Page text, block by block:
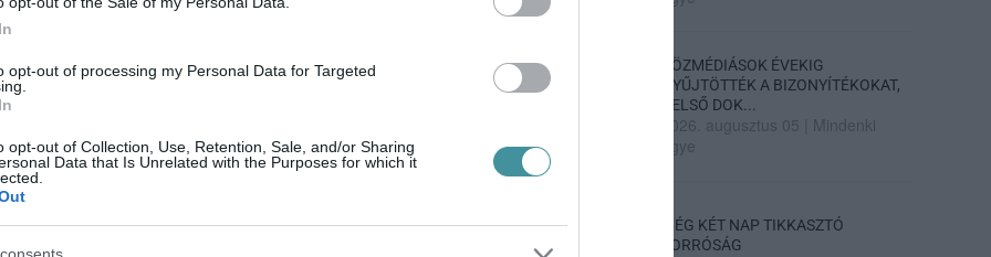
opt-out of processing my Personal Data for Targeted
opt-out of Collection, Use, Retention, Sale, and/or Sharing
Data that Is Unrelated with the Purposes for which it
törvény
Pétermég május 23-án vetette fel. Akkor
képviselők és a miniszterek, hanem a
illetve ne emeljék tovább.
elé. Az indítványt benyújtó
a jelenlegi szabályozás szerint a
KÖZMÉDIÁSOK ÉVEKIG
GYŰJTÖTTÉK A BIZONYÍTÉKOKAT,
BELSŐ DOK...
2026. augusztus 05
Mindenki
ügye
MÉG KÉT NAP TIKKASZTÓ
FORRÓSÁG